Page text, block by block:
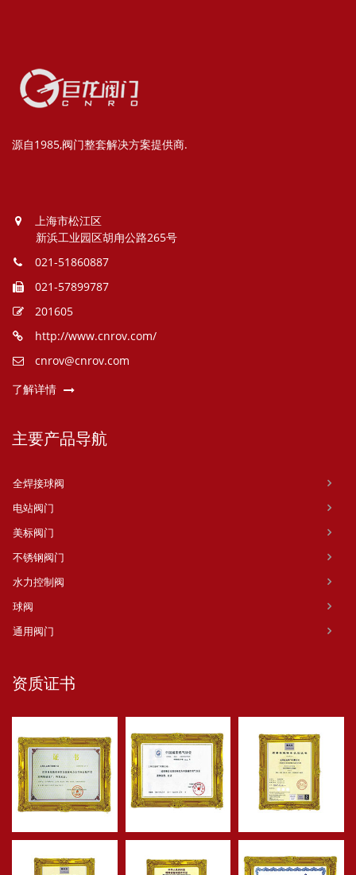
源自1985,阀门整套解决方案提供商.
上海市松江区
新浜工业园区胡甪公路265号
021-51860887
021-57899787
201605
http://www.cnrov.com/
cnrov@cnrov.com
了解详情
主要产品导航
全焊接球阀
电站阀门
美标阀门
不锈钢阀门
水力控制阀
球阀
通用阀门
资质证书